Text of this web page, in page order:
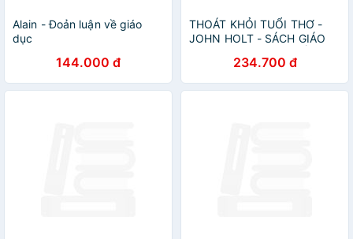
Alain - Đoản luận về giáo
dục
144.000 đ
THOÁT KHỎI TUỔI THƠ -
JOHN HOLT - SÁCH GIÁO
Những nhu cầu và quyền
của trẻ em
234.700 đ